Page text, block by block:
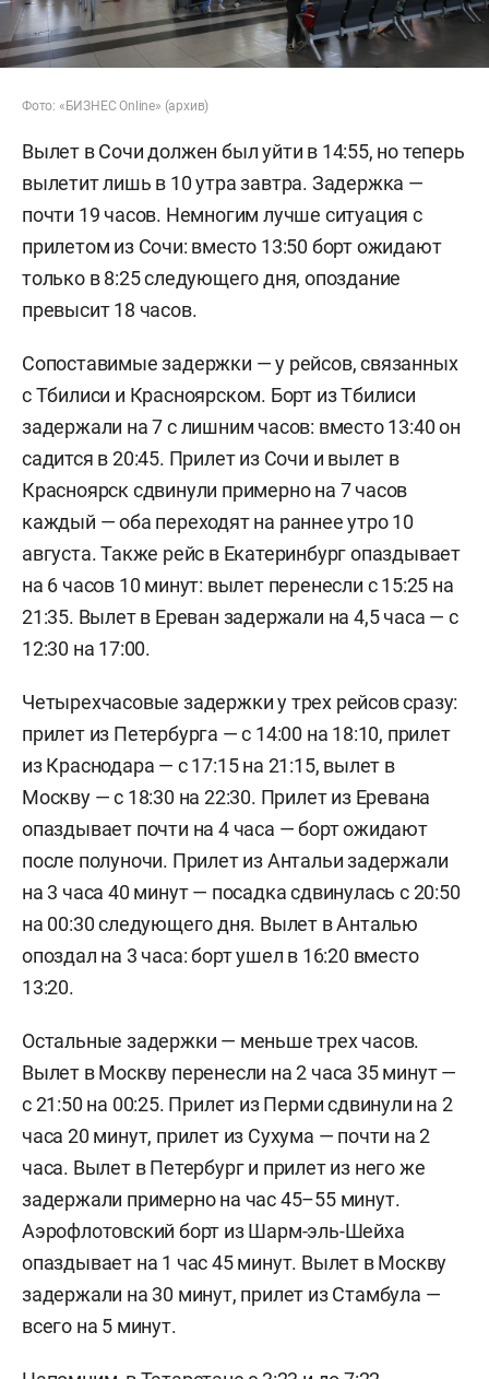
Фото: «БИЗНЕС Online» (архив)
Вылет в Сочи должен был уйти в 14:55, но теперь
вылетит лишь в 10 утра завтра. Задержка —
почти 19 часов. Немногим лучше ситуация с
прилетом из Сочи: вместо 13:50 борт ожидают
только в 8:25 следующего дня, опоздание
превысит 18 часов.
Сопоставимые задержки — у рейсов, связанных
с Тбилиси и Красноярском. Борт из Тбилиси
задержали на 7 с лишним часов: вместо 13:40 он
садится в 20:45. Прилет из Сочи и вылет в
Красноярск сдвинули примерно на 7 часов
каждый — оба переходят на раннее утро 10
августа. Также рейс в Екатеринбург опаздывает
на 6 часов 10 минут: вылет перенесли с 15:25 на
21:35. Вылет в Ереван задержали на 4,5 часа — с
12:30 на 17:00.
Четырехчасовые задержки у трех рейсов сразу:
прилет из Петербурга — с 14:00 на 18:10, прилет
из Краснодара — с 17:15 на 21:15, вылет в
Москву — с 18:30 на 22:30. Прилет из Еревана
опаздывает почти на 4 часа — борт ожидают
после полуночи. Прилет из Антальи задержали
на 3 часа 40 минут — посадка сдвинулась с 20:50
на 00:30 следующего дня. Вылет в Анталью
опоздал на 3 часа: борт ушел в 16:20 вместо
13:20.
Остальные задержки — меньше трех часов.
Вылет в Москву перенесли на 2 часа 35 минут —
с 21:50 на 00:25. Прилет из Перми сдвинули на 2
часа 20 минут, прилет из Сухума — почти на 2
часа. Вылет в Петербург и прилет из него же
задержали примерно на час 45–55 минут.
Аэрофлотовский борт из Шарм-эль-Шейха
опаздывает на 1 час 45 минут. Вылет в Москву
задержали на 30 минут, прилет из Стамбула —
всего на 5 минут.